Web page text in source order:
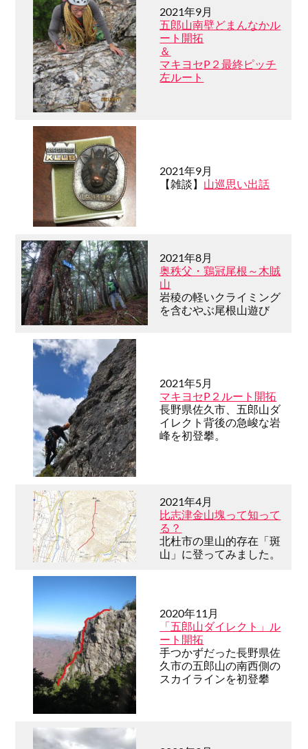
2021年9月
五郎山南壁どまんなかル
ート開拓
＆
マキヨセP２最終ピッチ
左ルート
2021年9月
【雑談】 山巡思い出話
2021年8月
奥秩父・鶏冠尾根～木賊
山
岩稜の軽いクライミング
を含むやぶ尾根山遊び
2021年5月
マキヨセP２ルート開拓
長野県佐久市、五郎山ダ
イレクト背後の急峻な岩
峰を初登攀。
2021年4月
比志津金山塊って知って
る？
北杜市の里山的存在「斑
山」に登ってみました。
2020年11月
「五郎山ダイレクト」ル
ート開拓
手つかずだった長野県佐
久市の五郎山の南西側の
スカイラインを初登攀